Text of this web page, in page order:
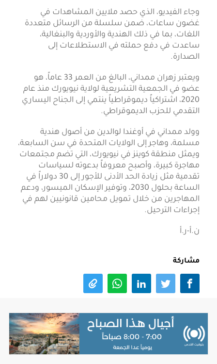
وجاء الفيديو، الذي حصد ملايين المشاهدات في
غضون ساعات، ضمن سلسلة من الرسائل متعددة
اللغات، بما في ذلك الهندية والأوردية والبنغالية،
ساعدت في دفع حملته في الاستطلاعات إلى
الصدارة.
ويعتبر زهران ممداني، البالغ من العمر 33 عاماً، هو
عضو في الجمعية التشريعية لولاية نيويورك منذ عام
2020، اشتراكياً ديموقراطياً ينتمي إلى الجناح اليساري
التقدمي للحزب الديموقراطي.
وولد ممداني في أوغندا لوالدين من أصول هندية
مسلمة، وهاجر إلى الولايات المتحدة في سن السابعة،
ويمثل منطقة كوينز في نيويورك، التي تضم مجتمعات
مهاجرة كبيرة، وأصبح معروفاً بدعوته لسياسات
تقدمية مثل زيادة الحد الأدنى للأجور إلى 30 دولاراً في
الساعة بحلول 2030، وتوفير الإسكان الميسور، ودعم
المهاجرين من خلال تمويل محامين قانونيين لهم في
إجراءات الترحيل.
ن.أ-ر.أ
مشاركة